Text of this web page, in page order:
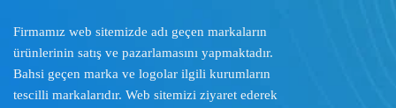
Firmamız web sitemizde adı geçen markaların
ürünlerinin satış ve pazarlamasını yapmaktadır.
Bahsi geçen marka ve logolar ilgili kurumların
tescilli markalarıdır. Web sitemizi ziyaret ederek